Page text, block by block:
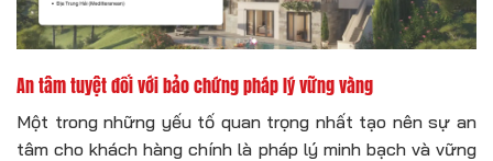
An tâm tuyệt đối với bảo chứng pháp lý vững vàng
Một trong những yếu tố quan trọng nhất tạo nên sự an
tâm cho khách hàng chính là pháp lý minh bạch và vững